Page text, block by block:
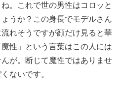
。これで世の男性はコロッと
うか？この身長でモデルさん
れそうですが顔だけ見ると華
性」という言葉はこの人には
が。断じて魔性ではありませ
ないです。